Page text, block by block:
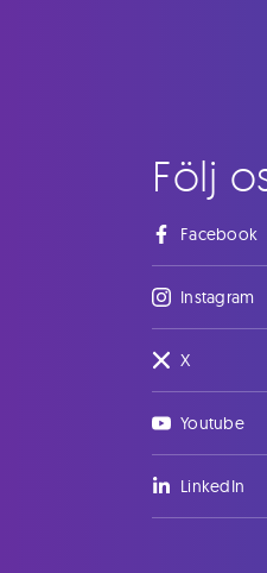
Följ
Facebook
Instagram
X
Youtube
LinkedIn